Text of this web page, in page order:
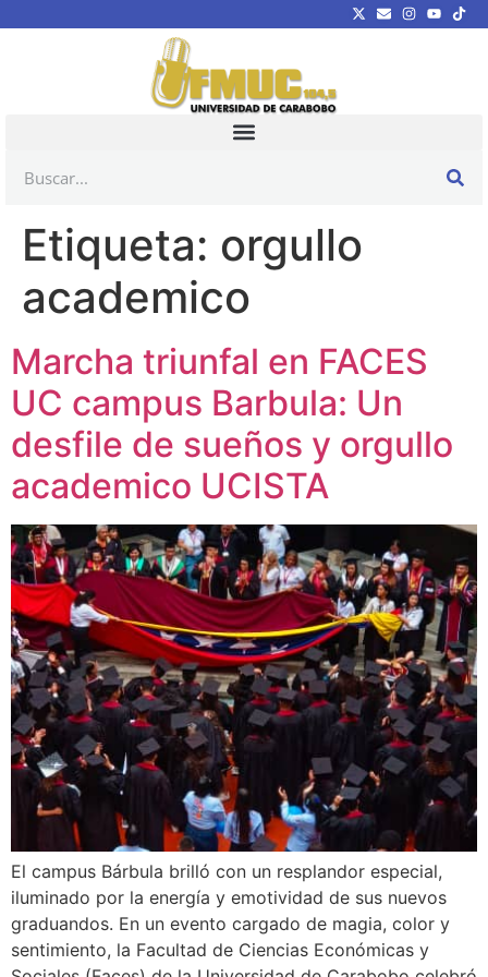
Etiqueta: orgullo
academico
Marcha triunfal en FACES
UC campus Barbula: Un
desfile de sueños y orgullo
academico UCISTA
El campus Bárbula brilló con un resplandor especial,
iluminado por la energía y emotividad de sus nuevos
graduandos. En un evento cargado de magia, color y
sentimiento, la Facultad de Ciencias Económicas y